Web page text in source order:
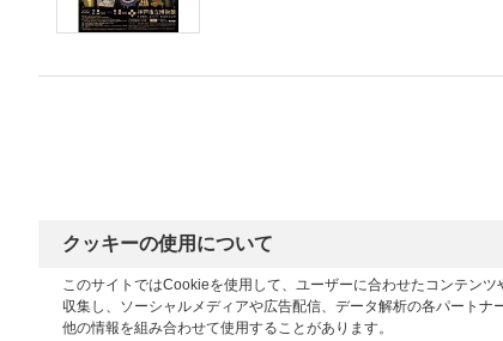
クッキーの使用について
このサイトではCookieを使用して、ユーザーに合わせたコンテン
収集し、ソーシャルメディアや広告配信、データ解析の各パート
他の情報を組み合わせて使用することがあります。